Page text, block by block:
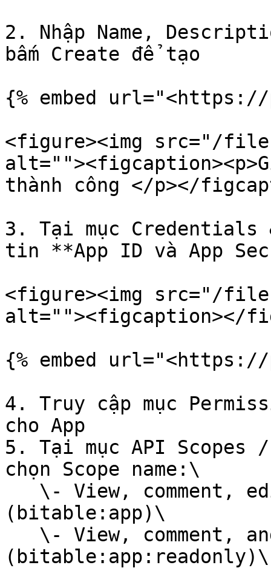
2. Nhập Name,
bấm Create để tạo
{% embed url="<https://
<figure><img src="/files/
thành công </p></
3. Tại mục
tin **App ID và App
<figure><img src="/files/
alt=""><figcaption></
{% embed url="<https://
4. Truy cập mục
cho App
5. Tại mục API Scopes /
chọn Scope name:\
(bitable:app)\
(bitable:app:readonly)\